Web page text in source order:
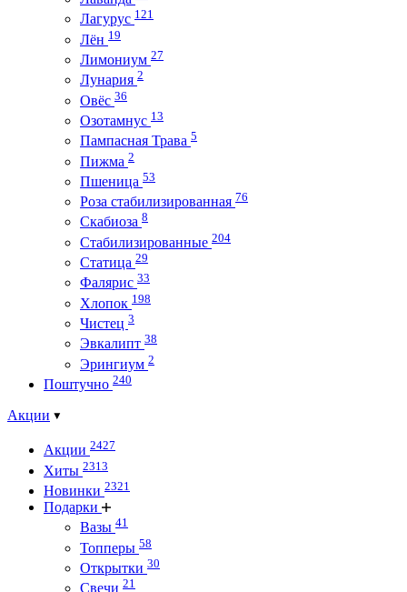
Лагурус 121
Лён 19
Лимониум 27
Лунария 2
Овёс 36
Озотамнус 13
Пампасная Трава 5
Пижма 2
Пшеница 53
Роза стабилизированная 76
Скабиоза 8
Стабилизированные 204
Статица 29
Фалярис 33
Хлопок 198
Чистец 3
Эвкалипт 38
Эрингиум 2
Поштучно 240
Акции
Акции 2427
Хиты 2313
Новинки 2321
Подарки
Вазы 41
Топперы 58
Открытки 30
Свечи 21